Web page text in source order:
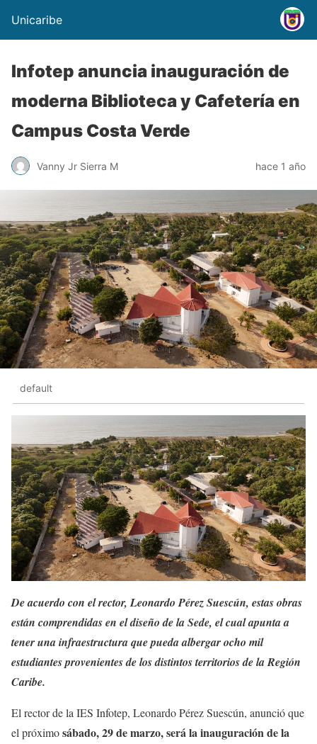
Unicaribe
Infotep anuncia inauguración de
moderna Biblioteca y Cafetería en
Campus Costa Verde
Vanny Jr Sierra M hace 1 año
default
De acuerdo con el rector, Leonardo Pérez Suescún, estas obras
están comprendidas en el diseño de la Sede, el cual apunta a
tener una infraestructura que pueda albergar ocho mil
estudiantes provenientes de los distintos territorios de la Región
Caribe.
El rector de la IES Infotep, Leonardo Pérez Suescún, anunció que
el próximosábado, 29 de marzo, será la inauguración de la